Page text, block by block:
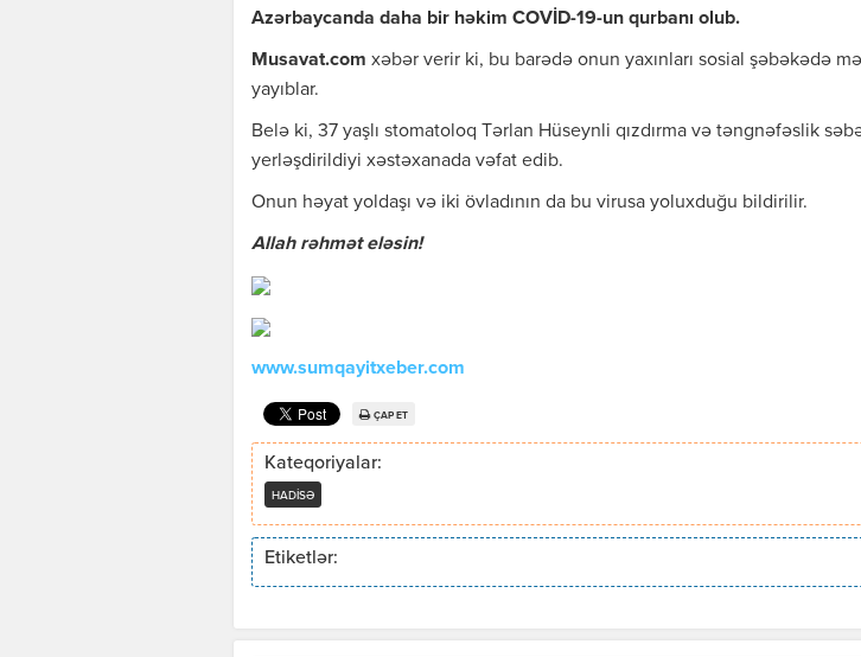
Azərbaycanda daha bir həkim COVİD-19-un qurbanı olub.
Musavat.com xəbər verir ki, bu barədə onun yaxınları sosial şəbəkədə
yayıblar.
Belə ki, 37 yaşlı stomatoloq Tərlan Hüseynli qızdırma və təngnəfəslik
yerləşdirildiyi xəstəxanada vəfat edib.
Onun həyat yoldaşı və iki övladının da bu virusa yoluxduğu bildirilir.
Allah rəhmət eləsin!
www.sumqayitxeber.com
ÇAP ET
Kateqoriyalar:
HADISƏ
Etiketlər: